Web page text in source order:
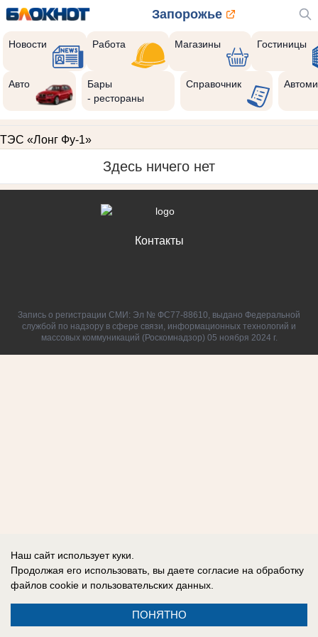
Запорожье
Новости Работа Магазины Гостиницы
Авто
Бары
- рестораны
Справочник
ТЭС «Лонг Фу-1»
Здесь ничего нет
Контакты
Запись о регистрации СМИ: Эл № ФС77-88610, выдано Федеральной
службой по надзору в сфере связи, информационных технологий и
массовых коммуникаций (Роскомнадзор) 05 ноября 2024 г.
Наш сайт использует куки.
Продолжая его использовать, вы даете согласие на обработку
файлов cookie и пользовательских данных.
ПОНЯТНО